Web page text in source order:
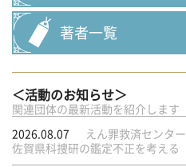
著者一覧
＜活動のお知らせ＞
関連団体の最新活動を紹介します
2026.08.07
えん罪救済センター
佐賀県科捜研の鑑定不正を考える